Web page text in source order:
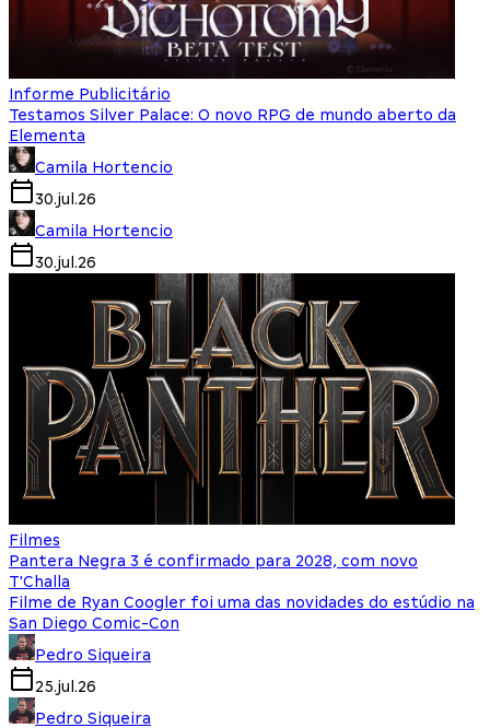
Informe Publicitário
Testamos Silver Palace: O novo RPG de mundo aberto da
Elementa
Camila Hortencio
30.jul.26
Camila Hortencio
30.jul.26
Filmes
Pantera Negra 3 é confirmado para 2028, com novo
T'Challa
Filme de Ryan Coogler foi uma das novidades do estúdio na
San Diego Comic-Con
Pedro Siqueira
25.jul.26
Pedro Siqueira